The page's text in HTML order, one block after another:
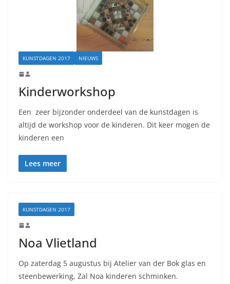
KUNSTDAGEN 2017 NIEUWS
Kinderworkshop
Een zeer bijzonder onderdeel van de kunstdagen is
altijd de workshop voor de kinderen. Dit keer mogen de
kinderen een
Lees meer
KUNSTDAGEN 2017
Noa Vlietland
Op zaterdag 5 augustus bij Atelier van der Bok glas en
steenbewerking, Zal Noa kinderen schminken.